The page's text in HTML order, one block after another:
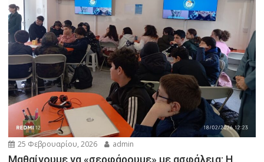
25 Φεβρουαρίου, 2026 admin
Μαθαίνουμε να «σερφάρουμε» με ασφάλεια: Η